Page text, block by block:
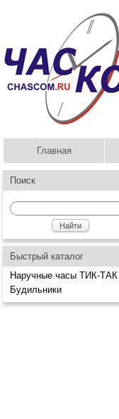
Главная
Поиск
Быстрый каталог
Наручные часы ТИК-ТАК
Будильники